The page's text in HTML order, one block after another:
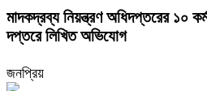
মাদকদ্রব্য নিয়ন্ত্রণ অধিদপ্তরের ১০
দপ্তরে লিখিত অভিযোগ
জনপ্রিয়